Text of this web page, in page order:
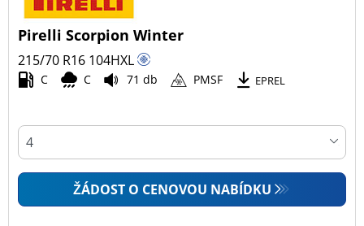
Pirelli Scorpion Winter
215/70 R16 104HXL
C C 71 db PMSF EPREL
ŽÁDOST O CENOVOU NABÍDKU